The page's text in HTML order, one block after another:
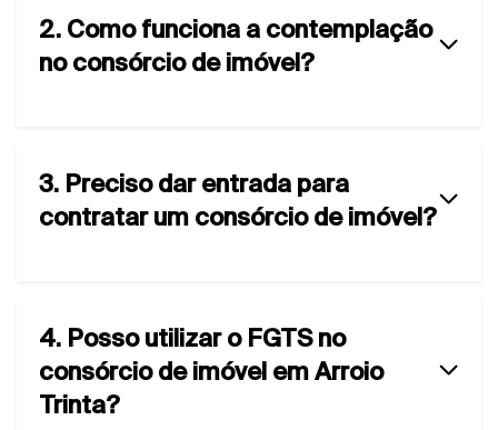
2. Como funciona a contemplação
no consórcio de imóvel?
3. Preciso dar entrada para
contratar um consórcio de imóvel?
4. Posso utilizar o FGTS no
consórcio de imóvel em Arroio
Trinta?